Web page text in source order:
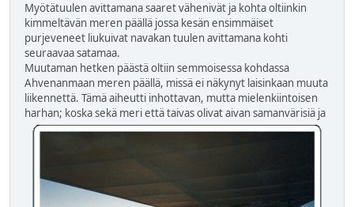
Myötätuulen avittamana saaret vähenivät ja kohta oltiinkin
kimmeltävän meren päällä jossa kesän ensimmäiset
purjeveneet liukuivat navakan tuulen avittamana kohti
seuraavaa satamaa.
Muutaman hetken päästä oltiin semmoisessa kohdassa
Ahvenanmaan meren päällä, missä ei näkynyt laisinkaan muuta
liikennettä. Tämä aiheutti inhottavan, mutta mielenkiintoisen
harhan; koska sekä meri ettätaivas olivat aivan samanvärisiä ja